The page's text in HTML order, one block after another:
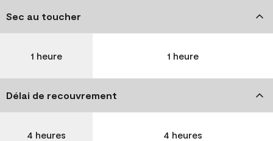
Sec au toucher
1 heure 1 heure
Délai de recouvrement
4 heures 4 heures